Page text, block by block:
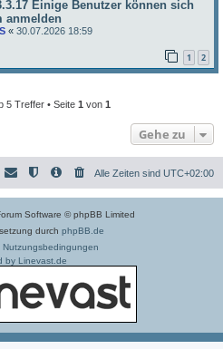
Einige Benutzer können sich
anmelden
« 30.07.2026 18:59
1 2
5 Treffer • Seite 1von 1
Gehe zu
Alle Zeiten sind UTC+02:00
Software © phpBB Limited
durch phpBB.de
Nutzungsbedingungen
by Linevast.de